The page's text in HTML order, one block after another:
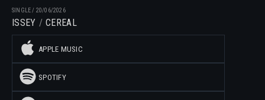
SINGLE/ 20/06/2026
ISSEY CEREAL
APPLE MUSIC
SPOTIFY